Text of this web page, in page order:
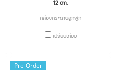
12 cm.
กล่องกระดาษลูกฟูก
เปรียบเทียบ
Pre-Order